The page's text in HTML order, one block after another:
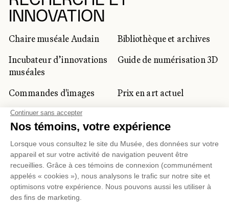
INNOVATION
Chaire muséale Audain
Bibliothèque et archives
Incubateur d’innovations
muséales
Guide de numérisation 3D
Commandes d'images
Prix en art actuel
Prix Lynne-Cohen
CLIENTÈLE CORPORATIVE
ET PRIVÉE
Location d'espaces
Activités corporatives